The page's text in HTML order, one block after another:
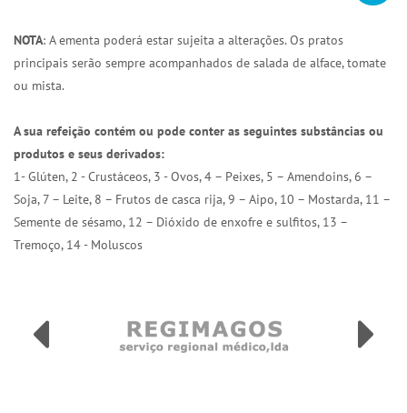
NOTA: A ementa poderá estar sujeita a alterações. Os pratos
principais serão sempre acompanhados de salada de alface, tomate
ou mista.
A sua refeição contém ou pode conter as seguintes substâncias ou
produtos e seus derivados:
1- Glúten, 2 - Crustáceos, 3 - Ovos, 4 – Peixes, 5 – Amendoins, 6 –
Soja, 7 – Leite, 8 – Frutos de casca rija, 9 – Aipo, 10 – Mostarda, 11 –
Semente de sésamo, 12 – Dióxido de enxofre e sulfitos, 13 –
Tremoço, 14 - Moluscos